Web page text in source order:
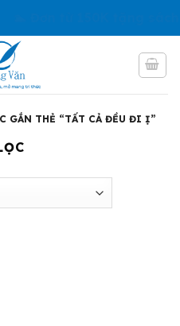
GẮN THẺ “TẤT CẢ ĐỀU ĐI Ị”